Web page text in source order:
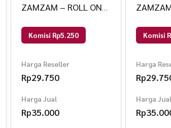
ZAMZAM – ROLL ON
Kiswah
Komisi Rp5.250
Harga Reseller
Rp29.750
Harga Jual
Rp35.000
Kiswah
Komisi
Harga
Rp
Harga Jual
Rp